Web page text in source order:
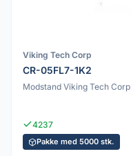
Viking Tech Corp
CR-05FL7-1K2
Modstand Viking Tech
4237
Pakke med 5000 stk.